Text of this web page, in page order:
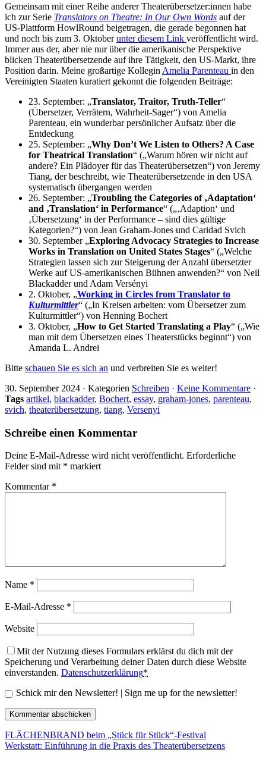
Gemeinsam mit einer Reihe anderer Theaterübersetzer:innen habe
ich zur Serie Translators on Theatre: In Our Own Words auf der
US-Plattform HowlRound beigetragen, die gerade begonnen hat
und noch bis zum 3. Oktoberunter diesem Link veröffentlicht wird.
Immer aus der, aber nie nur über die amerikanische Perspektive
blicken Theaterübersetzende auf ihre Tätigkeit, den US-Markt, ihre
Position darin. Meine großartige Kollegin Amelia Parenteau in den
Vereinigten Staaten kuratiert gekonnt die folgenden Beiträge:
23. September: „Translator, Traitor, Truth-Teller“
(Übersetzer, Verrätern, Wahrheit-Sager“) von Amelia
Parenteau, ein wunderbar persönlicher Aufsatz über die
Entdeckung
25. September: „Why Don’t We Listen to Others? A Case
for Theatrical Translation“ („Warum hören wir nicht auf
andere? Ein Plädoyer für das Theaterübersetzen“) von Jeremy
Tiang, der beschreibt, wie Theaterübersetzende in den USA
systematisch übergangen werden
26. September: „Troubling the Categories of ‚Adaptation‘
and ‚Translation‘ in Performance“ („‚Adaption‘ und
‚Übersetzung‘ in der Performance – sind dies gültige
Kategorien?“) von Jean Graham-Jones und Caridad Svich
30. September „Exploring Advocacy Strategies to Increase
Works in Translation on United States Stages“ („Welche
Strategien lassen sich zur Steigerung der Anzahl übersetzter
Werke auf US-amerikanischen Bühnen anwenden?“ von Neil
Blackadder und Adam Versényi
2. Oktober, „Working in Circles from Translator to
Kulturmittler“ („In Kreisen arbeiten: vom Übersetzer zum
Kulturmittler“) von Henning Bochert
3. Oktober, „How to Get Started Translating a Play“ („Wie
man mit dem Übersetzen eines Theaterstücks beginnt“) von
Amanda L. Andrei
Bitte schauen Sie es sich an und verbreiten Sie es weiter!
30. September 2024 · Kategorien Schreiben · Keine Kommentare ·
Tags artikel, blackadder, Bochert, essay, graham-jones, parenteau,
svich, theaterübersetzung, tiang, Versenyi
Schreibe einen Kommentar
Deine E-Mail-Adresse wird nicht veröffentlicht. Erforderliche
Felder sind mit * markiert
Kommentar *
Name *
E-Mail-Adresse *
Website
Mit der Nutzung dieses Formulars erklärst du dich mit der
Speicherung und Verarbeitung deiner Daten durch diese Website
einverstanden. Datenschutzerklärung*
Schick mir den Newsletter! | Sign me up for the newsletter!
FLÄCHENBRAND beim „Stück für Stück“-Festival
Werkstatt: Einführung in die Praxis des Theaterübersetzens